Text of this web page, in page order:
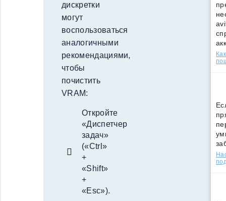
дискретки
могут
воспользоваться
аналогичными
рекомендациями,
чтобы
почистить
VRAM:
Откройте
«Диспетчер
задач»
(«Ctrl»
+
«Shift»
+
«Esc»).